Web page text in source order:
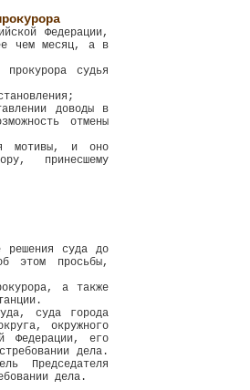
Федерации,
чем месяц, а в
судья
доводы в
отмены
мотивы, и оно
принесшему
решения суда до
этом просьбы,
а также
суда города
окружного
Федерации, его
дела.
Председателя
дела.